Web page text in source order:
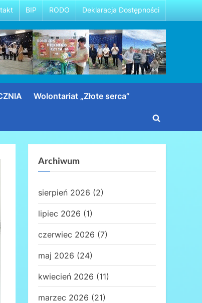
BIP RODO Deklaracja Dostępności
Wolontariat „Złote serca”
Toggle
Archiwum
sierpień 2026 (2)
lipiec 2026 (1)
czerwiec 2026 (7)
maj 2026 (24)
kwiecień 2026 (11)
marzec 2026 (21)